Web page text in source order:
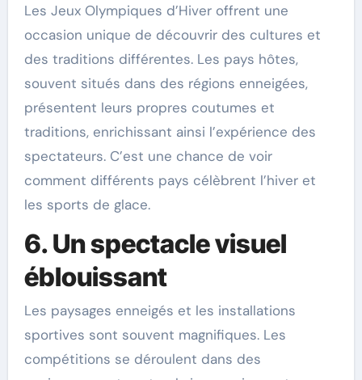
Les Jeux Olympiques d’Hiver offrent une
occasion unique de découvrir des cultures et
des traditions différentes. Les pays hôtes,
souvent situés dans des régions enneigées,
présentent leurs propres coutumes et
traditions, enrichissant ainsi l’expérience des
spectateurs. C’est une chance de voir
comment différents pays célèbrent l’hiver et
les sports de glace.
6. Un spectacle visuel
éblouissant
Les paysages enneigés et les installations
sportives sont souvent magnifiques. Les
compétitions se déroulent dans des